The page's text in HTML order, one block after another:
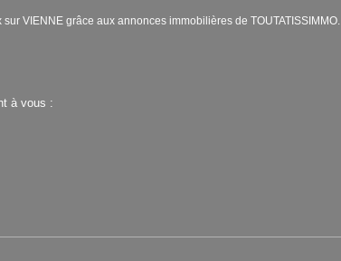
VIENNE grâce aux annonces immobilières de TOUTATISSIMMO.
à vous :